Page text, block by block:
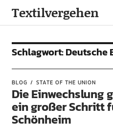
Textilvergehen
Schlagwort:Deutsche
BLOG STATE OF THE UNION
Die Einwechslung
ein großer Schritt
Schönheim